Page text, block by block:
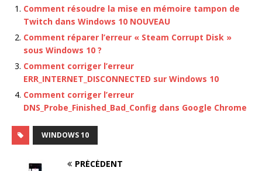
Comment résoudre la mise en mémoire tampon de
Twitch dans Windows 10 NOUVEAU
Comment réparer l’erreur « Steam Corrupt Disk »
sous Windows 10 ?
Comment corriger l’erreur
ERR_INTERNET_DISCONNECTED sur Windows 10
Comment corriger l’erreur
DNS_Probe_Finished_Bad_Config dans Google Chrome
WINDOWS 10
PRÉCÉDENT